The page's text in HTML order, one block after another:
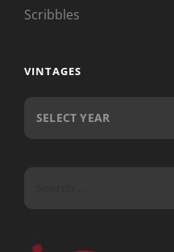
Scribbles
VINTAGES